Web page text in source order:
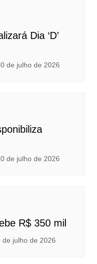
Dia ‘D’
de julho de 2026
de julho de 2026
R$ 350 mil
de julho de 2026